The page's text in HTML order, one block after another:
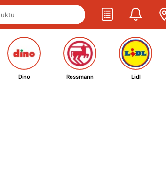
Dino Rossmann Lidl